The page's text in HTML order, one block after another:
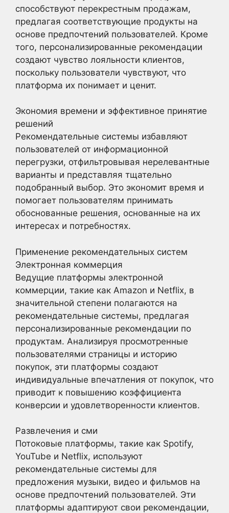
способствуют перекрестным продажам,
предлагая соответствующие продукты на
основе предпочтений пользователей. Кроме
того, персонализированные рекомендации
создают чувство лояльности клиентов,
поскольку пользователи чувствуют, что
платформа их понимает и ценит.
Экономия времени и эффективное принятие
решений
Рекомендательные системы избавляют
пользователей от информационной
перегрузки, отфильтровывая нерелевантные
варианты и представляя тщательно
подобранный выбор. Это экономит время и
помогает пользователям принимать
обоснованные решения, основанные на их
интересах и потребностях.
Применение рекомендательных систем
Электронная коммерция
Ведущие платформы электронной
коммерции, такие как Amazon и Netflix, в
значительной степени полагаются на
рекомендательные системы, предлагая
персонализированные рекомендации по
продуктам. Анализируя просмотренные
пользователями страницы и историю
покупок, эти платформы создают
индивидуальные впечатления от покупок, что
приводит к повышению коэффициента
конверсии и удовлетворенности клиентов.
Развлечения и сми
Потоковые платформы, такие как Spotify,
YouTube и Netflix, используют
рекомендательные системы для
предложения музыки, видео и фильмов на
основе предпочтений пользователей. Эти
платформы адаптируют свои рекомендации,